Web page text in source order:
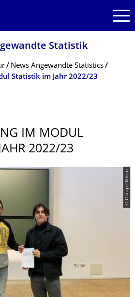
Statistik
News Angewandte Statistics
Statistik im Jahr 2022/23
IM MODUL
2022/23
© Ostap Okhrin